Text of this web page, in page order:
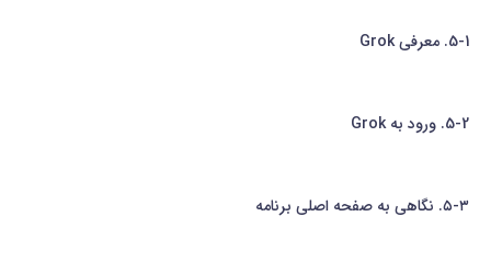
5-1. معرفی Grok
5-2. ورود به Grok
۵-۳. نگاهی به صفحه اصلی برنامه